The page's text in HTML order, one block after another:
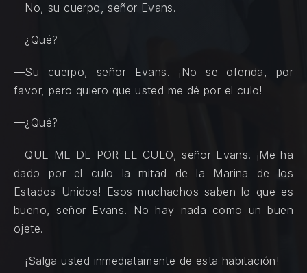
—No, su cuerpo, señor Evans.
—¿Qué?
—Su cuerpo, señor Evans. ¡No se ofenda, por
favor, pero quiero que usted me dé por el culo!
—¿Qué?
—QUE ME DE POR EL CULO, señor Evans. ¡Me ha
dado por el culo la mitad de la Marina de los
Estados Unidos! Esos muchachos saben lo que es
bueno, señor Evans. No hay nada como un buen
ojete.
—¡Salga usted inmediatamente de esta habitación!